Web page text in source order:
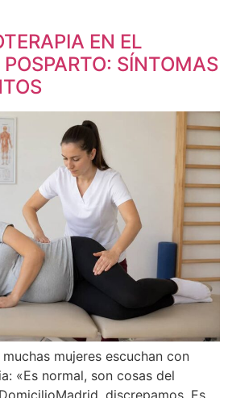
EN EL
SÍNTOMAS
mujeres escuchan con
«Es normal, son cosas del